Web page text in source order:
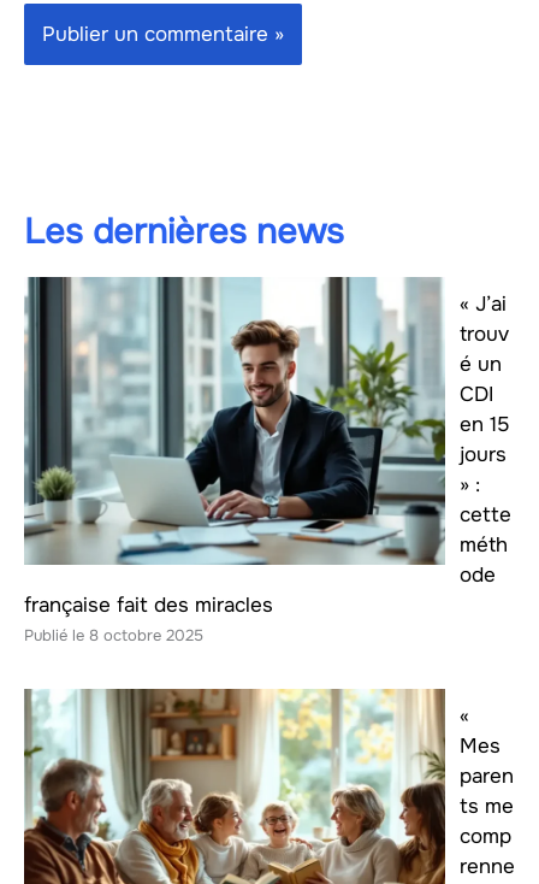
Les dernières news
« J’ai
trouv
é un
CDI
en 15
jours
» :
cette
méth
ode
française fait des miracles
8 octobre 2025
«
Mes
paren
ts me
comp
renne